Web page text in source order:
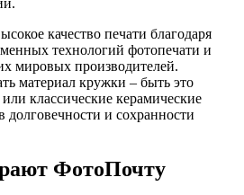
качество печати благодаря
технологий фотопечати и
мировых производителей.
материал кружки – быть это
классические керамические
и сохранности
ФотоПочту